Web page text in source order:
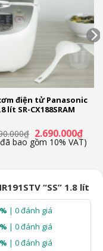
điện tử Panasonic
lít SR-CX188SRAM
₫ Giá
gốc
là:
2.690.000₫Giá
hiện
tại
bao gồm 10% VAT)
“SS” 1.8 lít
| 0 đánh giá
| 0 đánh giá
| 0 đánh giá